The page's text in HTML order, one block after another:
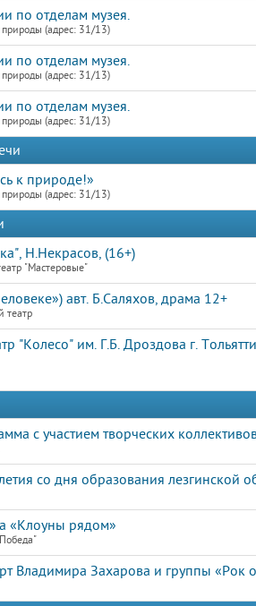
по отделам музея.
(адрес: 31/13)
по отделам музея.
(адрес: 31/13)
по отделам музея.
(адрес: 31/13)
к природе!»
(адрес: 31/13)
Н.Некрасов, (16+)
"Мастеровые"
авт. Б.Саляхов, драма 12+
театр
"Колесо" им. Г.Б. Дроздова г.
с участием творческих
со дня образования лезгинской
«Клоуны рядом»
Владимира Захарова и группы «Рок